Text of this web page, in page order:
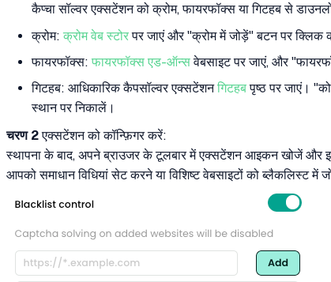
कैप्चा सॉल्वर एक्सटेंशन को क्रोम, फायरफॉक्स या गिटहब से
क्रोम: क्रोम वेब स्टोरपर जाएं और "क्रोम में जोड़ें" बटन पर क्लिक
फायरफॉक्स: फायरफॉक्स एड-ऑन्सवेबसाइट पर जाएं, और
गिटहब: आधिकारिक कैपसॉल्वर एक्सटेंशनगिटहबपृष्ठ पर जाएं।
स्थान पर निकालें।
चरण 2एक्सटेंशन को कॉन्फ़िगर करें:
स्थापना के बाद, अपने ब्राउजर के टूलबार में एक्सटेंशन आइकन खोजें और
आपको समाधान विधियां सेट करने या विशिष्ट वेबसाइटों को ब्लैकलिस्ट में